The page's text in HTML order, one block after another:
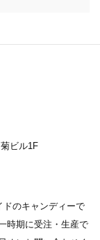
ビル1F
ドのキャンディーで
時期に受注・生産で